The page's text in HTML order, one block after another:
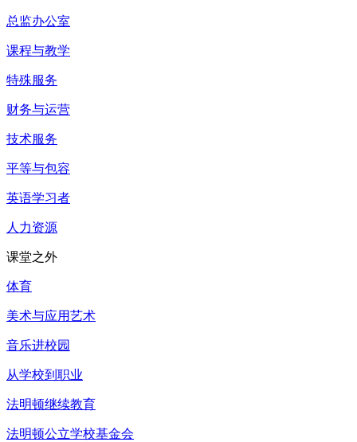
总监办公室
课程与教学
特殊服务
财务与运营
技术服务
平等与包容
英语学习者
人力资源
课堂之外
体育
美术与应用艺术
音乐进校园
从学校到职业
法明顿继续教育
法明顿公立学校基金会